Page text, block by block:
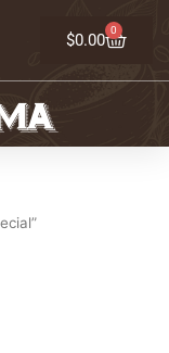
$0.00 0
Carrito